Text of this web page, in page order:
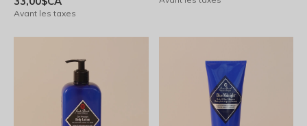
Avant les taxes